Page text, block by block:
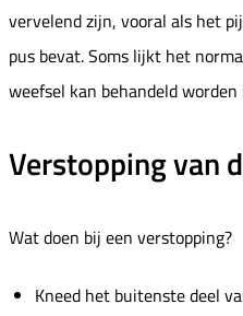
vervelend zijn, vooral als het
pus bevat. Soms lijkt het
weefsel kan behandeld
Verstopping van
Wat doen bij een verstopping?
Kneed het buitenste deel